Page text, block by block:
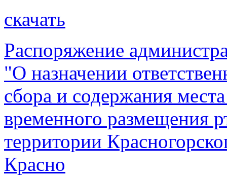
скачать
Распоряжение
"О назначении
сбора и содержания
временного размещения
территории
Красно